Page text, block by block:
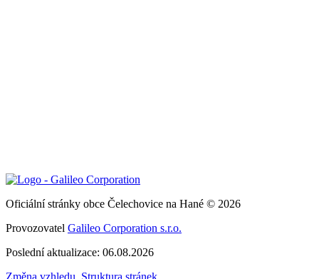
Oficiální stránky obce Čelechovice na Hané © 2026
Provozovatel Galileo Corporation s.r.o.
Poslední aktualizace: 06.08.2026
Změna vzhledu Struktura stránek